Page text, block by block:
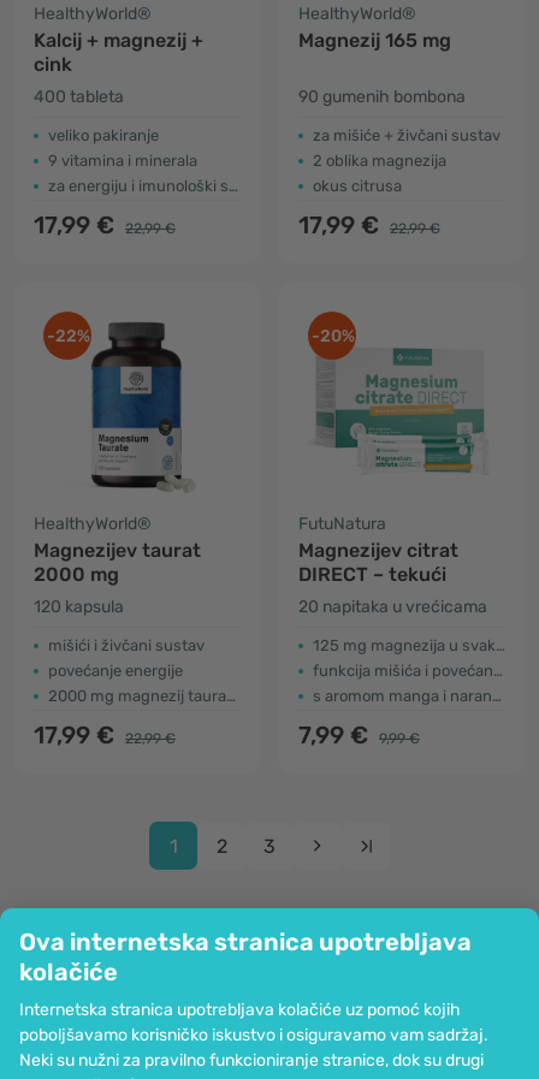
Ova internetska stranica upotrebljava
kolačiće
Internetska stranica upotrebljava kolačiće uz pomoć kojih
poboljšavamo korisničko iskustvo i osiguravamo vam sadržaj.
Neki su nužni za pravilno funkcioniranje stranice, dok su drugi
HealthyWorld®
Kalcij + magnezij +
cink
400 tableta
veliko pakiranje
9 vitamina i minerala
za energiju i imunološki sustav
17,99 € 22,99 €
HealthyWorld®
Magnezij 165 mg
90 gumenih bombona
za mišiće + živčani sustav
2 oblika magnezija
okus citrusa
17,99 € 22,99 €
-22%
HealthyWorld®
Magnezijev taurat
2000 mg
120 kapsula
mišići i živčani sustav
povećanje energije
2000 mg magnezij taurata u 4 kapsule
17,99 € 22,99 €
-20%
FutuNatura
Magnezijev citrat
DIRECT – tekući
20 napitaka u vrećicama
125 mg magnezija u svakom napitku
funkcija mišića i povećanje energije
s aromom manga i naranče
7,99 € 9,99 €
1 2 3
Informacije
Pridružite nam se